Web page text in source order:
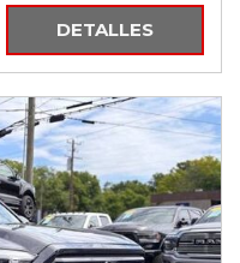
DETALLES